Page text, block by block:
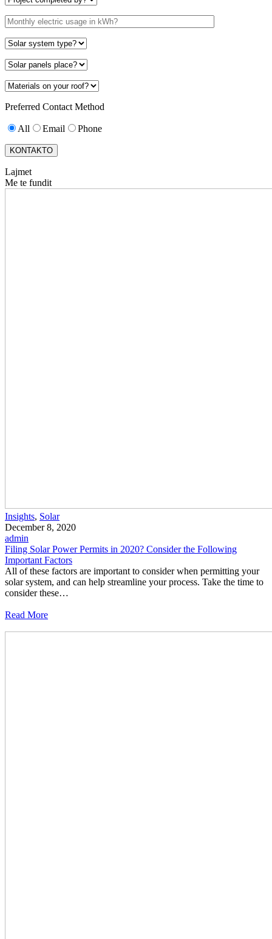
Preferred Contact Method
All Email Phone
KONTAKTO
Lajmet
Me te fundit
Insights, Solar
December 8, 2020
admin
Filing Solar Power Permits in 2020? Consider the Following
Important Factors
All of these factors are important to consider when permitting your
solar system, and can help streamline your process. Take the time to
consider these…
Read More